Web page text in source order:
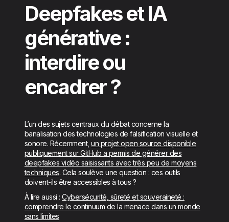
Deepfakes et IA
générative :
interdire ou
encadrer ?
L’un des sujets centraux du débat concerne la
banalisation des technologies de falsification visuelle et
sonore. Récemment,un projet open source disponible
publiquement sur GitHub a permis de générer des
deepfakes vidéo saisissants avec très peu de moyens
techniques. Cela soulève une question : ces outils
doivent-ils être accessibles à tous ?
À lire aussi :Cybersécurité, sûreté et souveraineté :
comprendre le continuum de la menace dans un monde
sans limites